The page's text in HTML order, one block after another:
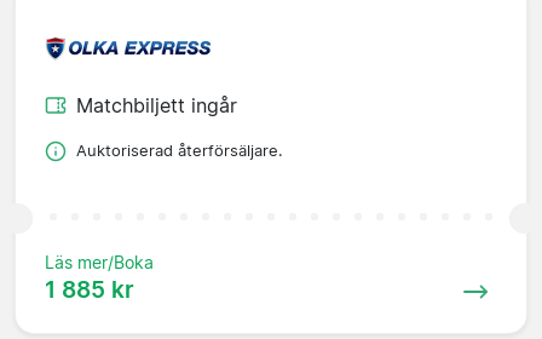
Matchbiljett ingår
Auktoriserad återförsäljare.
Läs mer/Boka
1 885 kr